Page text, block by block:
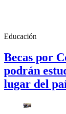
Educación
Becas por
podrán
lugar del